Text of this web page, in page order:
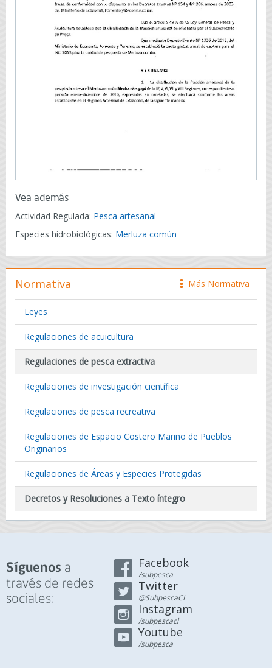
Vea además
Actividad Regulada: Pesca artesanal
Especies hidrobiológicas: Merluza común
icono
Más Normativa
Normativa
Leyes
Regulaciones de acuicultura
Regulaciones de pesca extractiva
Regulaciones de investigación científica
Regulaciones de pesca recreativa
Regulaciones de Espacio Costero Marino de Pueblos
Originarios
Regulaciones de Áreas y Especies Protegidas
Decretos y Resoluciones a Texto íntegro
Síguenos a
través de redes
sociales:
Facebook
/subpesca
Twitter
@SubpescaCL
Instagram
/subpescacl
Youtube
/subpesca